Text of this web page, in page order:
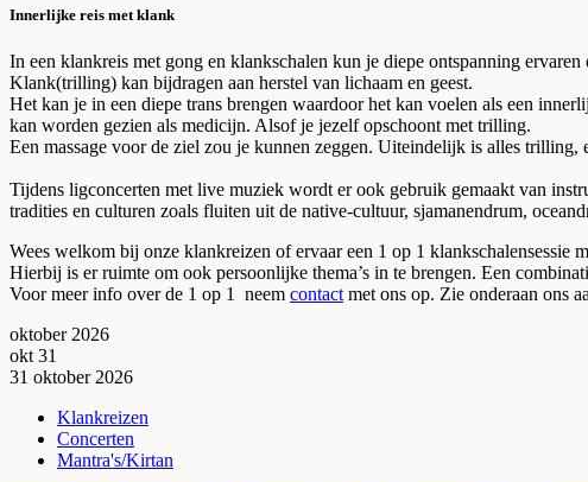
Innerlijke reis met klank
In een klankreis met gong en klankschalen kun je diepe ontspanning
Klank(trilling) kan bijdragen aan herstel van lichaam en geest.
Het kan je in een diepe trans brengen waardoor het kan voelen als een
kan worden gezien als medicijn. Alsof je jezelf opschoont met trilling.
Een massage voor de ziel zou je kunnen zeggen. Uiteindelijk is alles trilling,
Tijdens ligconcerten met live muziek wordt er ook gebruik gemaakt van
tradities en culturen zoals fluiten uit de native-cultuur, sjamanendrum,
Wees welkom bij onze klankreizen of ervaar een 1 op 1 klankschalensessie
Hierbij is er ruimte om ook persoonlijke thema’s in te brengen. Een
Voor meer info over de 1 op 1 neem contact met ons op. Zie onderaan ons
oktober 2026
okt 31
31 oktober 2026
Klankreizen
Concerten
Mantra's/Kirtan